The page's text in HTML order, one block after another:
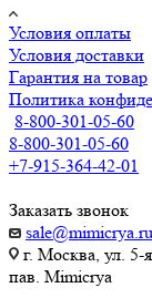
Условия оплаты
Условия доставки
Гарантия на товар
Политика
8-800-301-05-60
8-800-301-05-60
+7-915-364-42-01
Заказать звонок
sale@mimicrya.ru
г. Москва, ул.
пав. Mimicrya